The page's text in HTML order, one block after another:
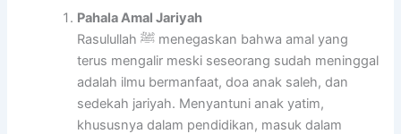
Pahala Amal Jariyah
Rasulullah ﷺ menegaskan bahwa amal yang
terus mengalir meski seseorang sudah meninggal
adalah ilmu bermanfaat, doa anak saleh, dan
sedekah jariyah. Menyantuni anak yatim,
khususnya dalam pendidikan, masuk dalam